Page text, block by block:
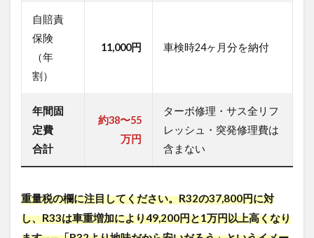
な修
理リ
スク
「夏」
が引き
起こす
構造的
スカ
イン
自賠責
保険
（年
割）
11,000円 車検時24ヶ月分を納付
年間固
定費
合計
約38〜55
万円
ターボ修理・サス全リフ
レッシュ・突発修理費は
含まない
重量税の欄に注目してください。R32の37,800円に対
し、R33は車重増加により49,200円と1万円以上高くなり